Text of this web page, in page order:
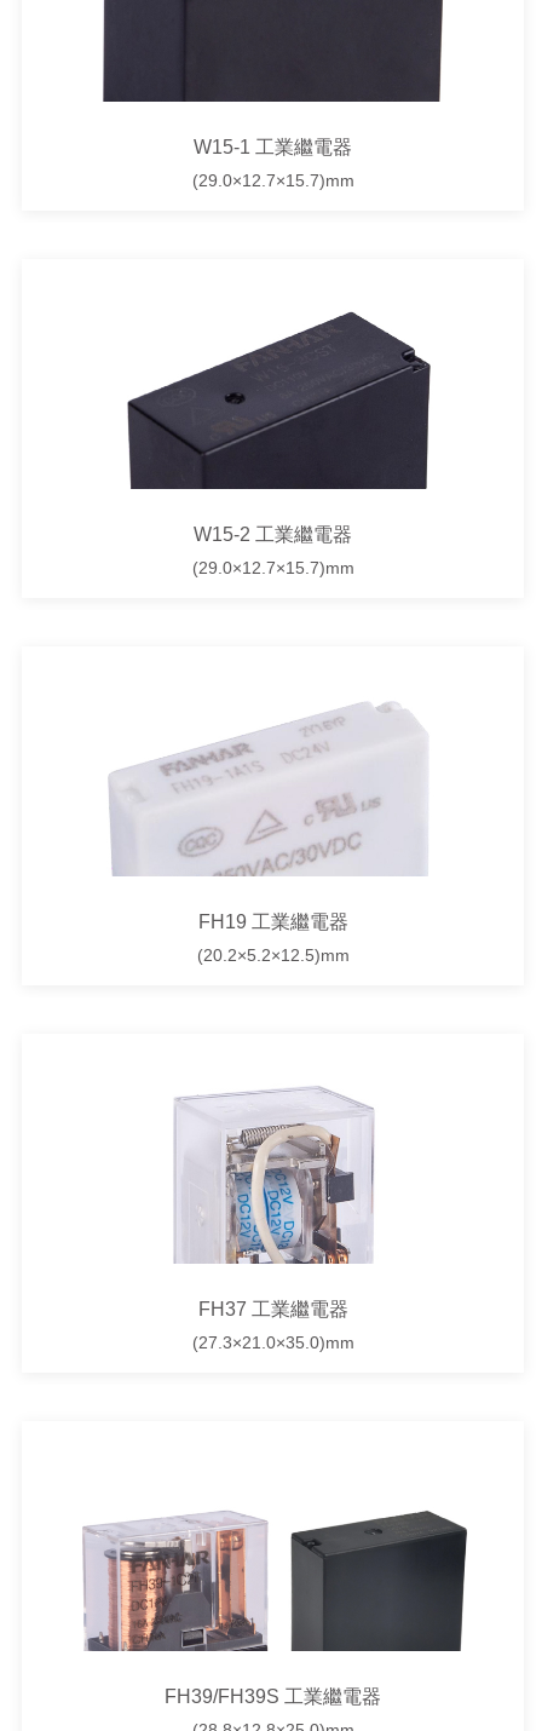
W15-1 工業繼電器
(29.0×12.7×15.7)mm
W15-2 工業繼電器
(29.0×12.7×15.7)mm
FH19 工業繼電器
(20.2×5.2×12.5)mm
FH37 工業繼電器
(27.3×21.0×35.0)mm
FH39/FH39S 工業繼電器